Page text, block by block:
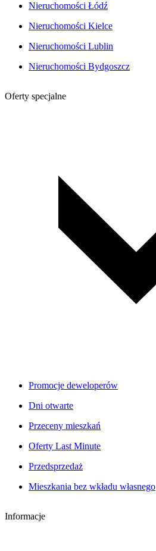
Nieruchomości Łódź
Nieruchomości Kielce
Nieruchomości Lublin
Nieruchomości Bydgoszcz
Oferty specjalne
Promocje deweloperów
Dni otwarte
Przeceny mieszkań
Oferty Last Minute
Przedsprzedaż
Mieszkania bez wkładu własnego
Informacje